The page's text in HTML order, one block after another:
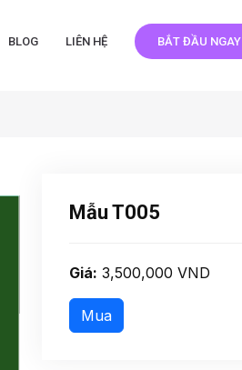
BLOG LIÊN HỆ BẮT ĐẦU NGAY
Mẫu T005
Giá: 3,500,000 VND